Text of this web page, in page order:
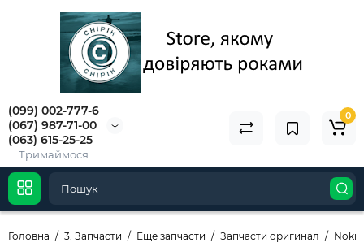
(099) 002-777-6
(067) 987-71-00
(063) 615-25-25
Тримаймося
0
Головна 3. Запчасти Еще запчасти Запчасти оригинал